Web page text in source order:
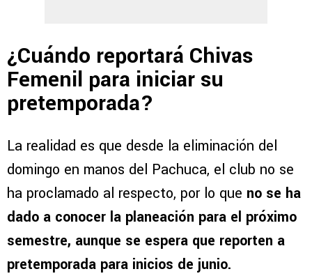
¿Cuándo reportará Chivas
Femenil para iniciar su
pretemporada?
La realidad es que desde la eliminación del
domingo en manos del Pachuca, el club no se
ha proclamado al respecto, por lo que no se ha
dado a conocer la planeación para el próximo
semestre, aunque se espera que reporten a
pretemporada para inicios de junio.